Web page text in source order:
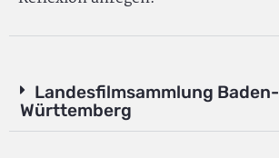
Landesfilmsammlung Baden-
Württemberg